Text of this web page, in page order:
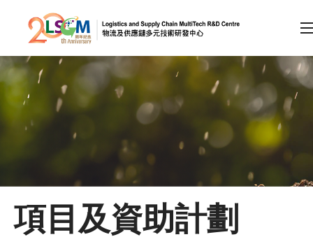
跳到內容（按回車鍵）
會員登入
A A EN 繁 简
主頁
關於LSCM
項目及資助計劃